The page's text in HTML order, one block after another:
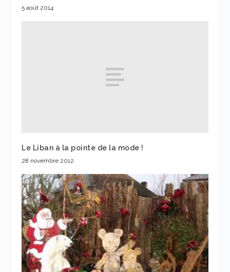
5 août 2014
Le Liban à la pointe de la mode !
28 novembre 2012